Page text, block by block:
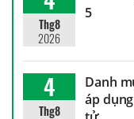
Thg8
2026
5
4
Thg8
Danh
áp